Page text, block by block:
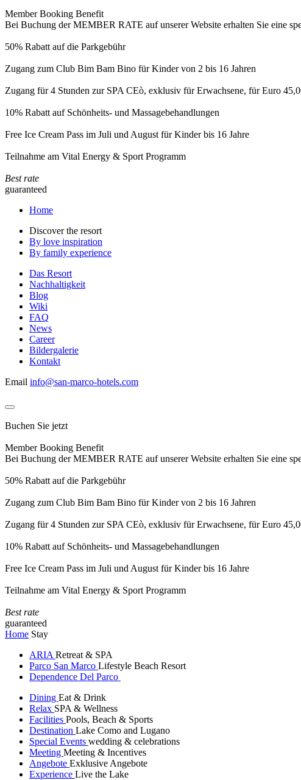
Member Booking Benefit
Bei Buchung der MEMBER RATE auf unserer Website erhalten Sie eine
50% Rabatt auf die Parkgebühr
Zugang zum Club Bim Bam Bino für Kinder von 2 bis 16 Jahren
Zugang für 4 Stunden zur SPA CEò, exklusiv für Erwachsene, für Euro
10% Rabatt auf Schönheits- und Massagebehandlungen
Free Ice Cream Pass im Juli und August für Kinder bis 16 Jahre
Teilnahme am Vital Energy & Sport Programm
Best rate
guaranteed
Home
Discover the resort
By love inspiration
By family experience
Das Resort
Nachhaltigkeit
Blog
Wiki
FAQ
News
Career
Bildergalerie
Kontakt
Email info@san-marco-hotels.com
Buchen Sie jetzt
Member Booking Benefit
Bei Buchung der MEMBER RATE auf unserer Website erhalten Sie eine
50% Rabatt auf die Parkgebühr
Zugang zum Club Bim Bam Bino für Kinder von 2 bis 16 Jahren
Zugang für 4 Stunden zur SPA CEò, exklusiv für Erwachsene, für Euro
10% Rabatt auf Schönheits- und Massagebehandlungen
Free Ice Cream Pass im Juli und August für Kinder bis 16 Jahre
Teilnahme am Vital Energy & Sport Programm
Best rate
guaranteed
Home Stay
ARIA Retreat & SPA
Parco San Marco Lifestyle Beach Resort
Dependence Del Parco
Dining Eat & Drink
Relax SPA & Wellness
Facilities Pools, Beach & Sports
Destination Lake Como and Lugano
Special Events wedding & celebrations
Meeting Meeting & Incentives
Angebote Exklusive Angebote
Experience Live the Lake